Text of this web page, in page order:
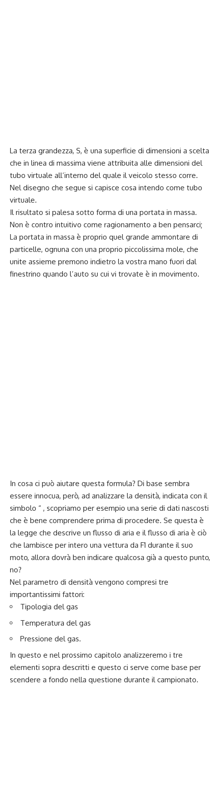
La terza grandezza, S, è una superficie di dimensioni a scelta
che in linea di massima viene attribuita alle dimensioni del
tubo virtuale all’interno del quale il veicolo stesso corre.
Nel disegno che segue si capisce cosa intendo come tubo
virtuale.
Il risultato si palesa sotto forma di una portata in massa.
Non è contro intuitivo come ragionamento a ben pensarci;
La portata in massa è proprio quel grande ammontare di
particelle, ognuna con una proprio piccolissima mole, che
unite assieme premono indietro la vostra mano fuori dal
finestrino quando l’auto su cui vi trovate è in movimento.
In cosa ci può aiutare questa formula? Di base sembra
essere innocua, però, ad analizzare la densità, indicata con il
simbolo “ , scopriamo per esempio una serie di dati nascosti
che è bene comprendere prima di procedere. Se questa è
la legge che descrive un flusso di aria e il flusso di aria è ciò
che lambisce per intero una vettura da F1 durante il suo
moto, allora dovrà ben indicare qualcosa già a questo punto,
no?
Nel parametro di densità vengono compresi tre
importantissimi fattori:
Tipologia del gas
Temperatura del gas
Pressione del gas.
In questo e nel prossimo capitolo analizzeremo i tre
elementi sopra descritti e questo ci serve come base per
scendere a fondo nella questione durante il campionato.